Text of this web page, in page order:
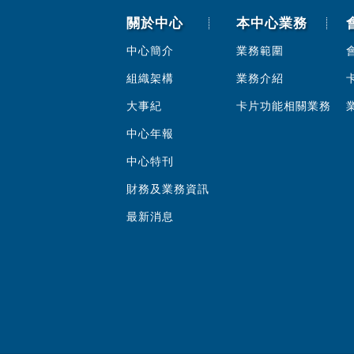
關於中心
中心簡介
組織架構
大事紀
中心年報
中心特刊
財務及業務資訊
最新消息
本中心業務
業務範圍
業務介紹
卡片功能相關業務